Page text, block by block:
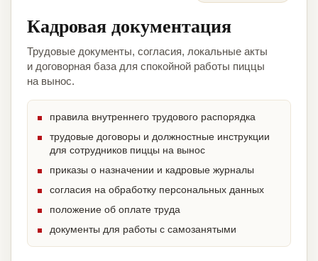
Кадровая документация
Трудовые документы, согласия, локальные акты
и договорная база для спокойной работы пиццы
на вынос.
правила внутреннего трудового распорядка
трудовые договоры и должностные инструкции
для сотрудников пиццы на вынос
приказы о назначении и кадровые журналы
согласия на обработку персональных данных
положение об оплате труда
документы для работы с самозанятыми